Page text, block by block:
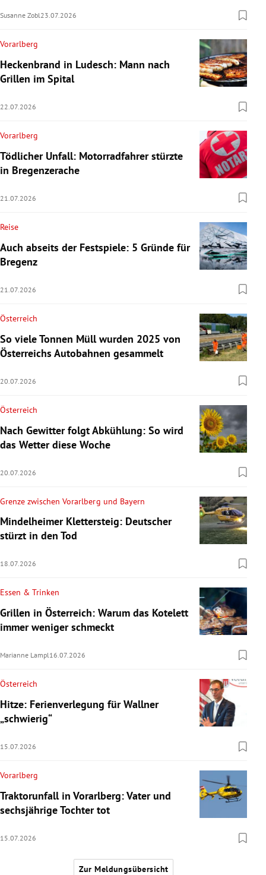
Susanne Zobl23.07.2026
Vorarlberg
Heckenbrand in Ludesch: Mann nach
Grillen im Spital
22.07.2026
Vorarlberg
Tödlicher Unfall: Motorradfahrer stürzte
in Bregenzerache
21.07.2026
Reise
Auch abseits der Festspiele: 5 Gründe für
Bregenz
21.07.2026
Österreich
So viele Tonnen Müll wurden 2025 von
Österreichs Autobahnen gesammelt
20.07.2026
Österreich
Nach Gewitter folgt Abkühlung: So wird
das Wetter diese Woche
20.07.2026
Grenze zwischen Vorarlberg und Bayern
Mindelheimer Klettersteig: Deutscher
stürzt in den Tod
18.07.2026
Essen & Trinken
Grillen in Österreich: Warum das Kotelett
immer weniger schmeckt
Marianne Lampl16.07.2026
Österreich
Hitze: Ferienverlegung für Wallner
„schwierig“
15.07.2026
Vorarlberg
Traktorunfall in Vorarlberg: Vater und
sechsjährige Tochter tot
15.07.2026
Zur Meldungsübersicht